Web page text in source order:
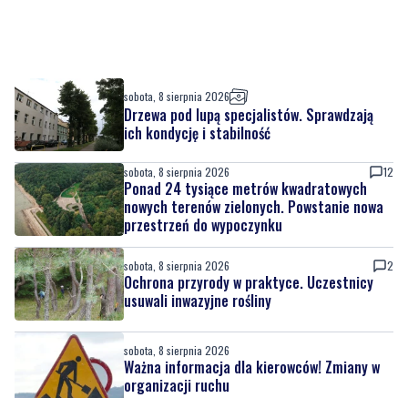
sobota, 8 sierpnia 2026
Drzewa pod lupą specjalistów. Sprawdzają
ich kondycję i stabilność
sobota, 8 sierpnia 2026 12
Ponad 24 tysiące metrów kwadratowych
nowych terenów zielonych. Powstanie nowa
przestrzeń do wypoczynku
sobota, 8 sierpnia 2026 2
Ochrona przyrody w praktyce. Uczestnicy
usuwali inwazyjne rośliny
sobota, 8 sierpnia 2026
Ważna informacja dla kierowców! Zmiany w
organizacji ruchu